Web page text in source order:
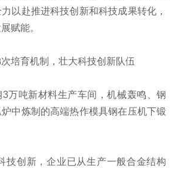
以赴推进科技创新和科技成果转化，
赋能。
培育机制，壮大科技创新队伍
万吨新材料生产车间，机械轰鸣、钢
中炼制的高端热作模具钢在压机下锻
技创新，企业已从生产一般合金结构